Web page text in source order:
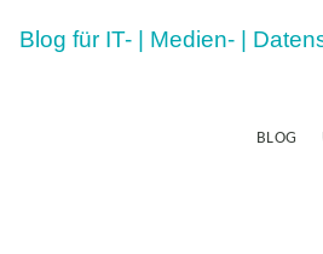
Blog für IT- | Medien- |
BLOG